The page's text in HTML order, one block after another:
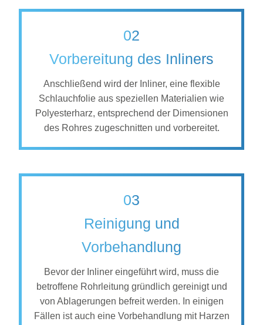
02
Vorbereitung des Inliners
Anschließend wird der Inliner, eine flexible
Schlauchfolie aus speziellen Materialien wie
Polyesterharz, entsprechend der Dimensionen
des Rohres zugeschnitten und vorbereitet.
03
Reinigung und
Vorbehandlung
Bevor der Inliner eingeführt wird, muss die
betroffene Rohrleitung gründlich gereinigt und
von Ablagerungen befreit werden. In einigen
Fällen ist auch eine Vorbehandlung mit Harzen